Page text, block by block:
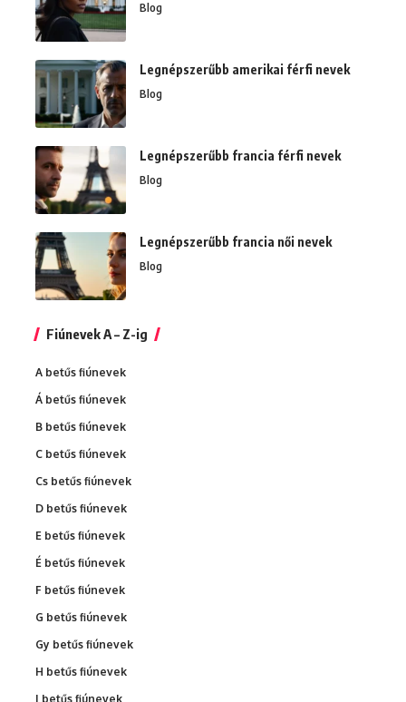
Blog
Legnépszerűbb amerikai férfi nevek
Blog
Legnépszerűbb francia férfi nevek
Blog
Legnépszerűbb francia női nevek
Blog
Fiúnevek A – Z-ig
A betűs fiúnevek
Á betűs fiúnevek
B betűs fiúnevek
C betűs fiúnevek
Cs betűs fiúnevek
D betűs fiúnevek
E betűs fiúnevek
É betűs fiúnevek
F betűs fiúnevek
G betűs fiúnevek
Gy betűs fiúnevek
H betűs fiúnevek
I betűs fiúnevek